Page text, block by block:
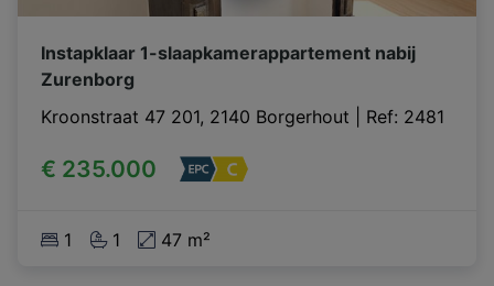
Instapklaar 1-slaapkamerappartement nabij
Zurenborg
Kroonstraat 47 201, 2140 Borgerhout
Ref: 2481
€ 235.000
1 1 47 m²